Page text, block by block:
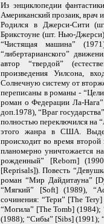
Из энциклопедии
Американский прозаик, врач
Родился в Джерси-Сити
Брикстоуне (шт. Нью-
“Чистящая машина”
“либертарианского”
автор “твердой”
произведения Уилсона,
Солнечную систему от
переписаны в романы -
роман о Федерации Ла-
доп.1978), “Враг
полностью переключился на
этого жанра в США.
происходит во время
планомерно уничтожается
рожденный” [Reborn]
[Reprisals]). Повесть
роман “Мир Дайдитауна”
“Мягкий” [Soft] (1989),
сочинения: “Тери” [The
“Могила” [The Tomb] (1984);
(1988); “Сибы” [Sibs] (1991);